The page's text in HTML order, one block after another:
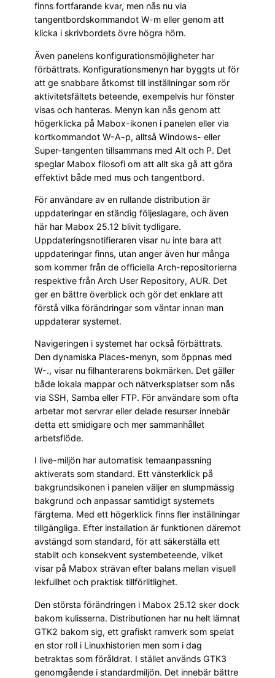
finns fortfarande kvar, men nås nu via
tangentbordskommandot W-m eller genom att
klicka i skrivbordets övre högra hörn.
Även panelens konfigurationsmöjligheter har
förbättrats. Konfigurationsmenyn har byggts ut för
att ge snabbare åtkomst till inställningar som rör
aktivitetsfältets beteende, exempelvis hur fönster
visas och hanteras. Menyn kan nås genom att
högerklicka på Mabox-ikonen i panelen eller via
kortkommandot W-A-p, alltså Windows- eller
Super-tangenten tillsammans med Alt och P. Det
speglar Mabox filosofi om att allt ska gå att göra
effektivt både med mus och tangentbord.
För användare av en rullande distribution är
uppdateringar en ständig följeslagare, och även
här har Mabox 25.12 blivit tydligare.
Uppdateringsnotifieraren visar nu inte bara att
uppdateringar finns, utan anger även hur många
som kommer från de officiella Arch-repositorierna
respektive från Arch User Repository, AUR. Det
ger en bättre överblick och gör det enklare att
förstå vilka förändringar som väntar innan man
uppdaterar systemet.
Navigeringen i systemet har också förbättrats.
Den dynamiska Places-menyn, som öppnas med
W-., visar nu filhanterarens bokmärken. Det gäller
både lokala mappar och nätverksplatser som nås
via SSH, Samba eller FTP. För användare som ofta
arbetar mot servrar eller delade resurser innebär
detta ett smidigare och mer sammanhållet
arbetsflöde.
I live-miljön har automatisk temaanpassning
aktiverats som standard. Ett vänsterklick på
bakgrundsikonen i panelen väljer en slumpmässig
bakgrund och anpassar samtidigt systemets
färgtema. Med ett högerklick finns fler inställningar
tillgängliga. Efter installation är funktionen däremot
avstängd som standard, för att säkerställa ett
stabilt och konsekvent systembeteende, vilket
visar på Mabox strävan efter balans mellan visuell
lekfullhet och praktisk tillförlitlighet.
Den största förändringen i Mabox 25.12 sker dock
bakom kulisserna. Distributionen har nu helt lämnat
GTK2 bakom sig, ett grafiskt ramverk som spelat
en stor roll i Linuxhistorien men som i dag
betraktas som föråldrat. I stället används GTK3
genomgående i standardmiljön. Det innebär bättre